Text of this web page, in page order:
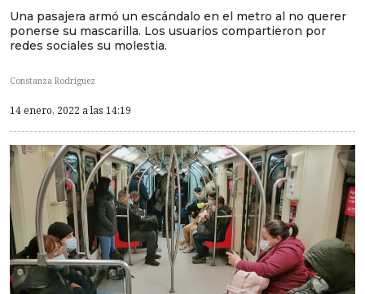
Una pasajera armó un escándalo en el metro al no querer
ponerse su mascarilla. Los usuarios compartieron por
redes sociales su molestia.
Constanza Rodriguez
14 enero, 2022 a las 14:19